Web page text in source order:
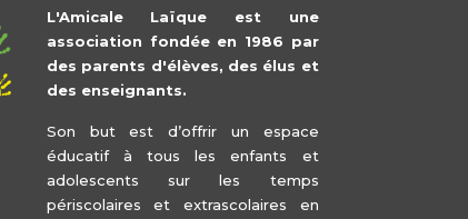
L'Amicale Laïque est une
association fondée en 1986 par
des parents d'élèves, des élus et
des enseignants.
Son but est d’offrir un espace
éducatif à tous les enfants et
adolescents sur les temps
périscolaires et extrascolaires en